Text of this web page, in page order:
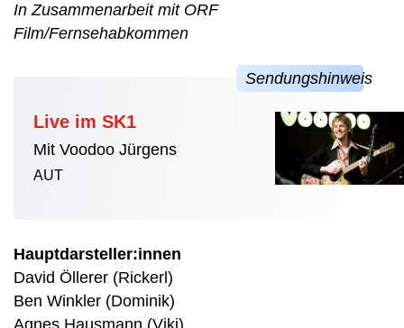
In Zusammenarbeit mit ORF
Film/Fernsehabkommen
Live im SK1
Mit Voodoo Jürgens
AUT
Hauptdarsteller:innen
David Öllerer (Rickerl)
Ben Winkler (Dominik)
Agnes Hausmann (Viki)